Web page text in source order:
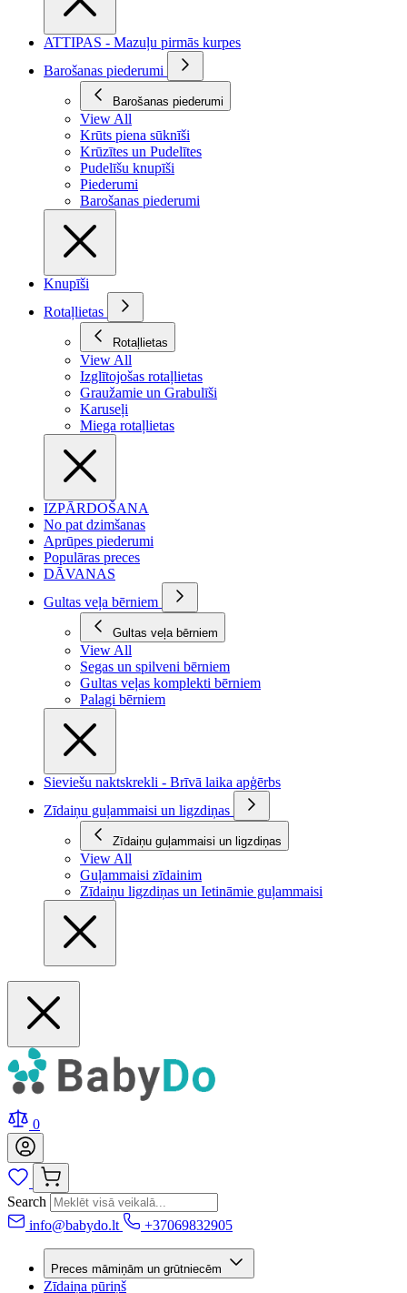
ATTIPAS - Mazuļu pirmās kurpes
Barošanas piederumi
Barošanas piederumi
View All
Krūts piena sūknīši
Krūzītes un Pudelītes
Pudelīšu knupīši
Piederumi
Barošanas piederumi
Knupīši
Rotaļlietas
Rotaļlietas
View All
Izglītojošas rotaļlietas
Graužamie un Grabulīši
Karuseļi
Miega rotaļlietas
IZPĀRDOŠANA
No pat dzimšanas
Aprūpes piederumi
Populāras preces
DĀVANAS
Gultas veļa bērniem
Gultas veļa bērniem
View All
Segas un spilveni bērniem
Gultas veļas komplekti bērniem
Palagi bērniem
Sieviešu naktskrekli - Brīvā laika apģērbs
Zīdaiņu guļammaisi un ligzdiņas
Zīdaiņu guļammaisi un ligzdiņas
View All
Guļammaisi zīdainim
Zīdaiņu ligzdiņas un Ietināmie guļammaisi
0
Search
info@babydo.lt
+37069832905
Preces māmiņām un grūtniecēm
Zīdaiņa pūriņš